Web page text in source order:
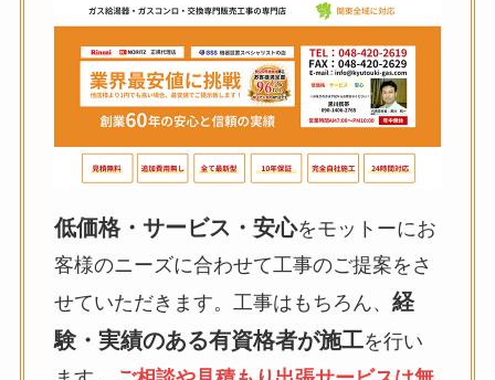
低価格・サービス・安心をモットーにお
客様のニーズに合わせて工事のご提案をさ
せていただきます。工事はもちろん、 経
験・実績のある有資格者が施工を行い